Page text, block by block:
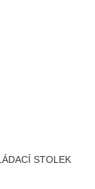
STOLEK